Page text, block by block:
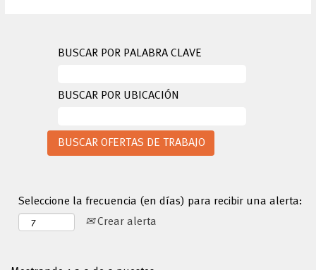
BUSCAR POR PALABRA CLAVE
BUSCAR POR UBICACIÓN
Seleccione la frecuencia (en días) para recibir una alerta:
Crear alerta